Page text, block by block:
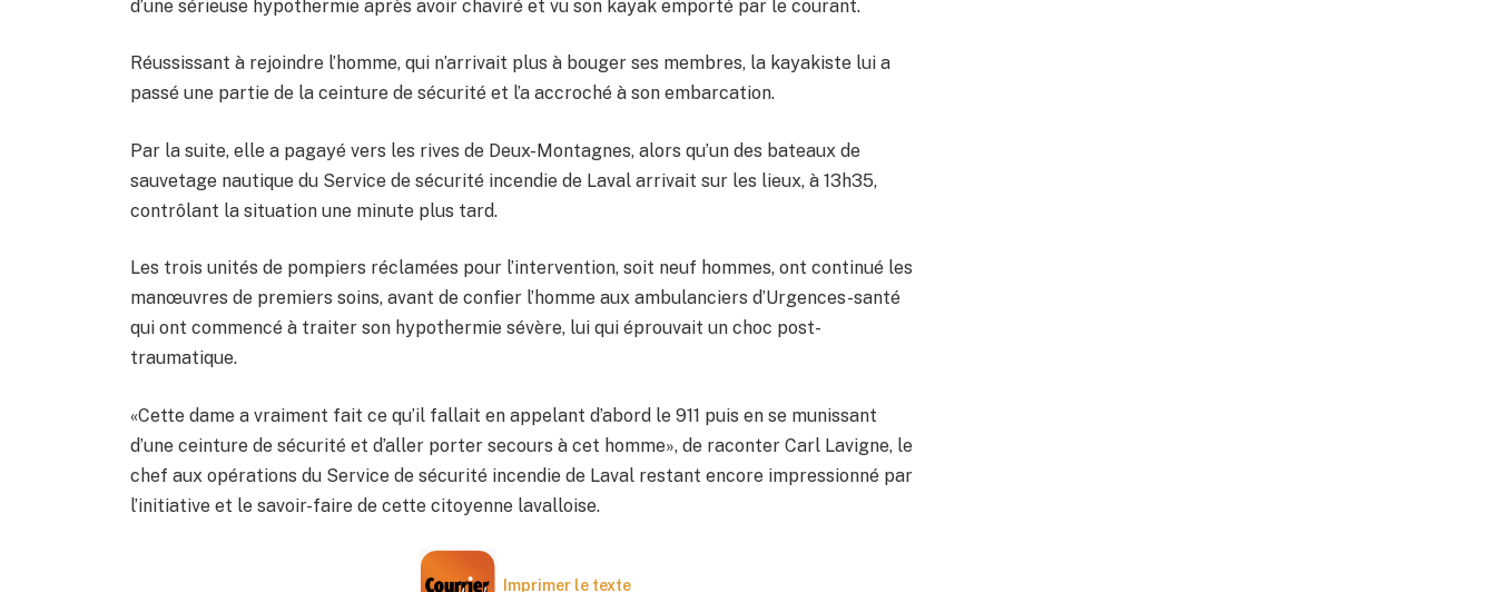
d’une sérieuse hypothermie après avoir chaviré et vu son kayak emporté par le courant.
Réussissant à rejoindre l’homme, qui n’arrivait plus à bouger ses membres, la kayakiste lui a
passé une partie de la ceinture de sécurité et l’a accroché à son embarcation.
Par la suite, elle a pagayé vers les rives de Deux-Montagnes, alors qu’un des bateaux de
sauvetage nautique du Service de sécurité incendie de Laval arrivait sur les lieux, à 13h35,
contrôlant la situation une minute plus tard.
Les trois unités de pompiers réclamées pour l’intervention, soit neuf hommes, ont continué les
manœuvres de premiers soins, avant de confier l’homme aux ambulanciers d’Urgences-santé
qui ont commencé à traiter son hypothermie sévère, lui qui éprouvait un choc post-
traumatique.
«Cette dame a vraiment fait ce qu’il fallait en appelant d’abord le 911 puis en se munissant
d’une ceinture de sécurité et d’aller porter secours à cet homme», de raconter Carl Lavigne, le
chef aux opérations du Service de sécurité incendie de Laval restant encore impressionné par
l’initiative et le savoir-faire de cette citoyenne lavalloise.
Imprimer le texte